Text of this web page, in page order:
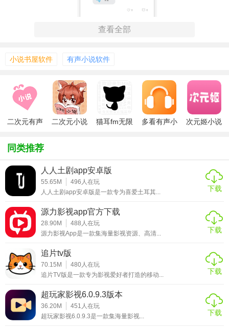
【二次元有声小说app技巧】
相似的小说内容，帮助用户发现更多心仪的作品。
2. 夜间模式：为了保护用户的视力，app提供了夜间模式，可
在晚上阅读时减少屏幕对眼睛的刺激。
3. 语速调节：用户可以根据自己的喜好调节朗读语速，使听
书体验更加舒适。
1. 丰富资源：拥有海量二次元有声小说资源，满足用户的多
样化需求。
2. 高品质音效：采用专业录音和后期制作，确保音质清晰、
情感表达丰富。
查看全部
小说书屋软件 有声小说软件
二次元有声
二次元小说
猫耳fm无限
多看有声小
次元姬小说
同类推荐
人人土剧app安卓版
55.65M 496 人在玩
人人土剧app安卓版是一款专为喜爱土耳其...
下载
源力影视app官方下载
28.90M 488 人在玩
源力影视App是一款集海量影视资源、高清...
下载
追片tv版
70.15M 480人在玩
追片TV版是一款专为影视爱好者打造的移动...
下载
超玩家影视6.0.9.3版本
36.20M 451 人在玩
超玩家影视6.0.9.3是一款集海量影视...
下载